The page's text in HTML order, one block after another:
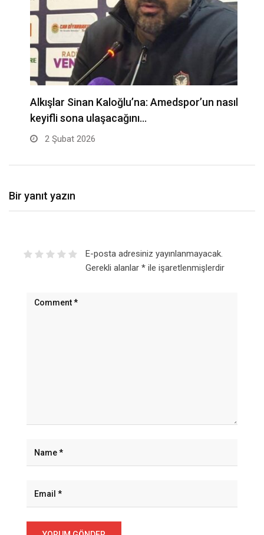
Alkışlar Sinan Kaloğlu’na: Amedspor’un nasıl
keyifli sona ulaşacağını…
2 Şubat 2026
Bir yanıt yazın
E-posta adresiniz yayınlanmayacak.
Gerekli alanlar *ile işaretlenmişlerdir